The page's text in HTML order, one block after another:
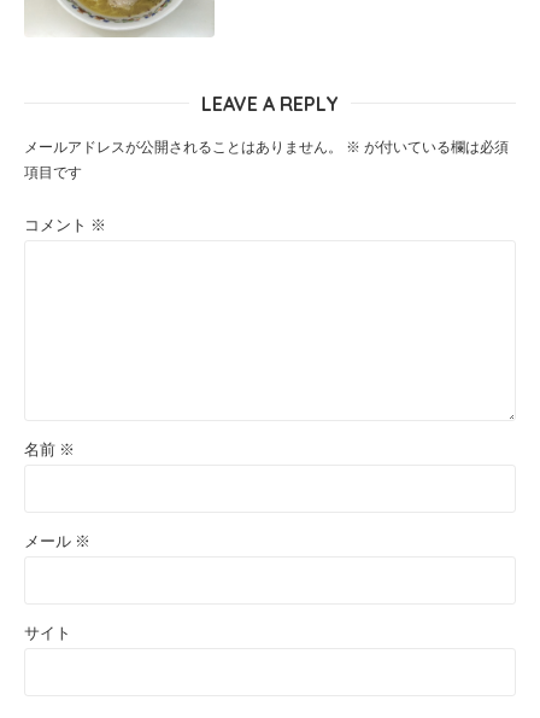
LEAVE A REPLY
メールアドレスが公開されることはありません。 ※ が付いている欄は必須
項目です
コメント ※
名前 ※
メール ※
サイト